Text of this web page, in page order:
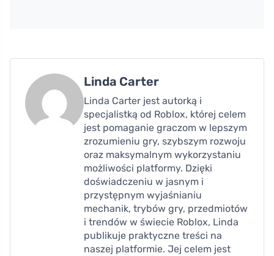
Linda Carter
Linda Carter jest autorką i
specjalistką od Roblox, której celem
jest pomaganie graczom w lepszym
zrozumieniu gry, szybszym rozwoju
oraz maksymalnym wykorzystaniu
możliwości platformy. Dzięki
doświadczeniu w jasnym i
przystępnym wyjaśnianiu
mechanik, trybów gry, przedmiotów
i trendów w świecie Roblox, Linda
publikuje praktyczne treści na
naszej platformie. Jej celem jest